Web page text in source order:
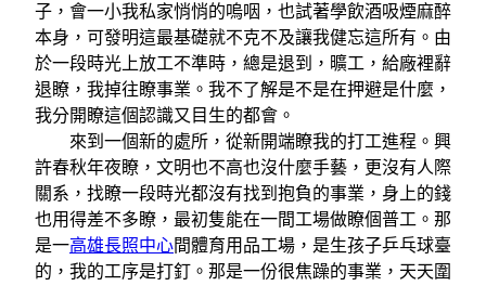
子，會一小我私家悄悄的嗚咽，也試著學飲酒吸煙麻醉
本身，可發明這最基礎就不克不及讓我健忘這所有。由
於一段時光上放工不準時，總是退到，曠工，給廠裡辭
退瞭，我掉往瞭事業。我不了解是不是在押避是什麼，
我分開瞭這個認識又目生的都會。
來到一個新的處所，從新開端瞭我的打工進程。興
許春秋年夜瞭，文明也不高也沒什麼手藝，更沒有人際
關系，找瞭一段時光都沒有找到抱負的事業，身上的錢
也用得差不多瞭，最初隻能在一間工場做瞭個普工。那
是一高雄長照中心間體育用品工場，是生孩子乒乓球臺
的，我的工序是打釘。那是一份很焦躁的事業，天天圍